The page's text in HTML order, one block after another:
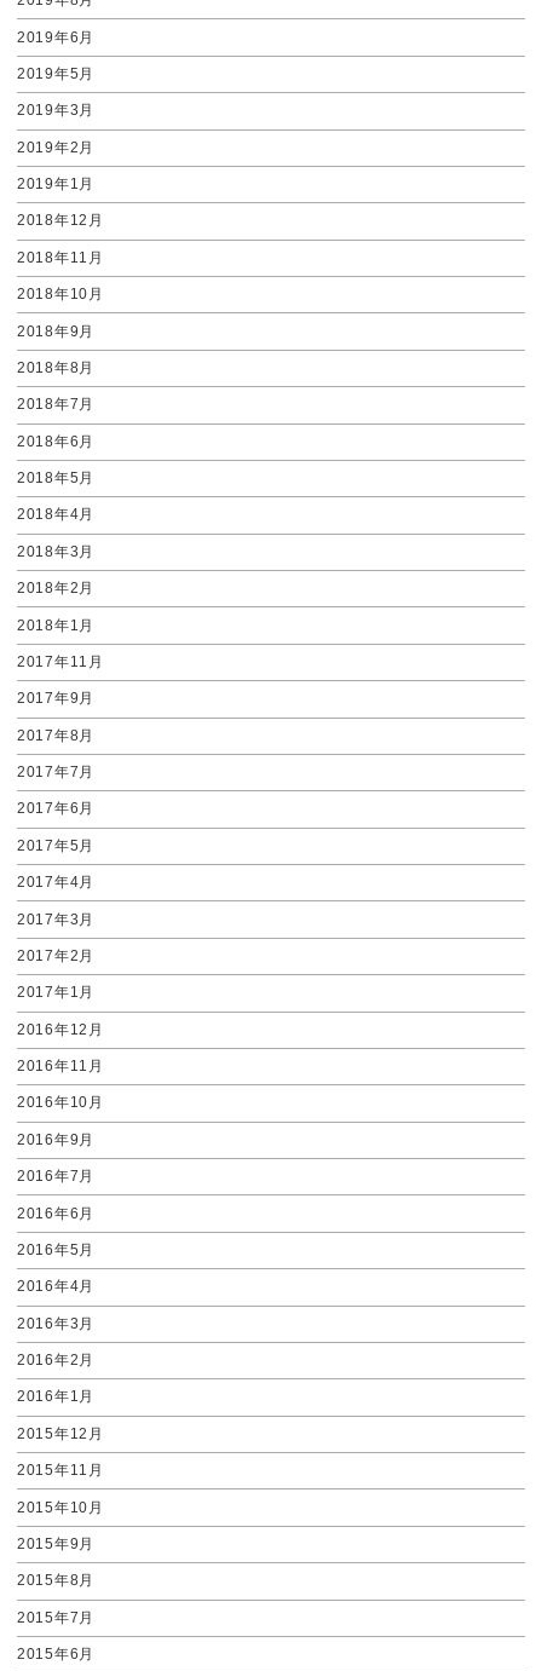
2019年6月
2019年5月
2019年3月
2019年2月
2019年1月
2018年12月
2018年11月
2018年10月
2018年9月
2018年8月
2018年7月
2018年6月
2018年5月
2018年4月
2018年3月
2018年2月
2018年1月
2017年11月
2017年9月
2017年8月
2017年7月
2017年6月
2017年5月
2017年4月
2017年3月
2017年2月
2017年1月
2016年12月
2016年11月
2016年10月
2016年9月
2016年7月
2016年6月
2016年5月
2016年4月
2016年3月
2016年2月
2016年1月
2015年12月
2015年11月
2015年10月
2015年9月
2015年8月
2015年7月
2015年6月